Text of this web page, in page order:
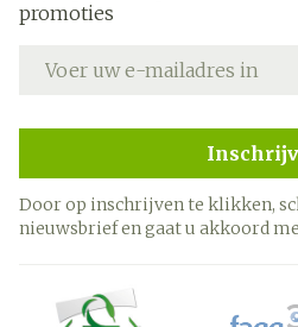
promoties
Door op inschrijven te klikken,
nieuwsbrief en gaat u akkoord